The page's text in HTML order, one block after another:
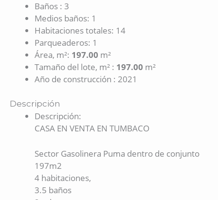
Baños : 3
Medios baños: 1
Habitaciones totales: 14
Parqueaderos: 1
Área, m²: 197.00 m²
Tamaño del lote, m² : 197.00 m²
Año de construcción : 2021
Descripción
Descripción:
CASA EN VENTA EN TUMBACO
Sector Gasolinera Puma dentro de conjunto
197m2
4 habitaciones,
3.5 baños